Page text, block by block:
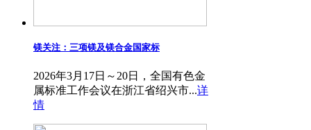
镁关注：三项镁及镁合金国家标
2026年3月17日～20日，全国有色金
属标准工作会议在浙江省绍兴市...详
情